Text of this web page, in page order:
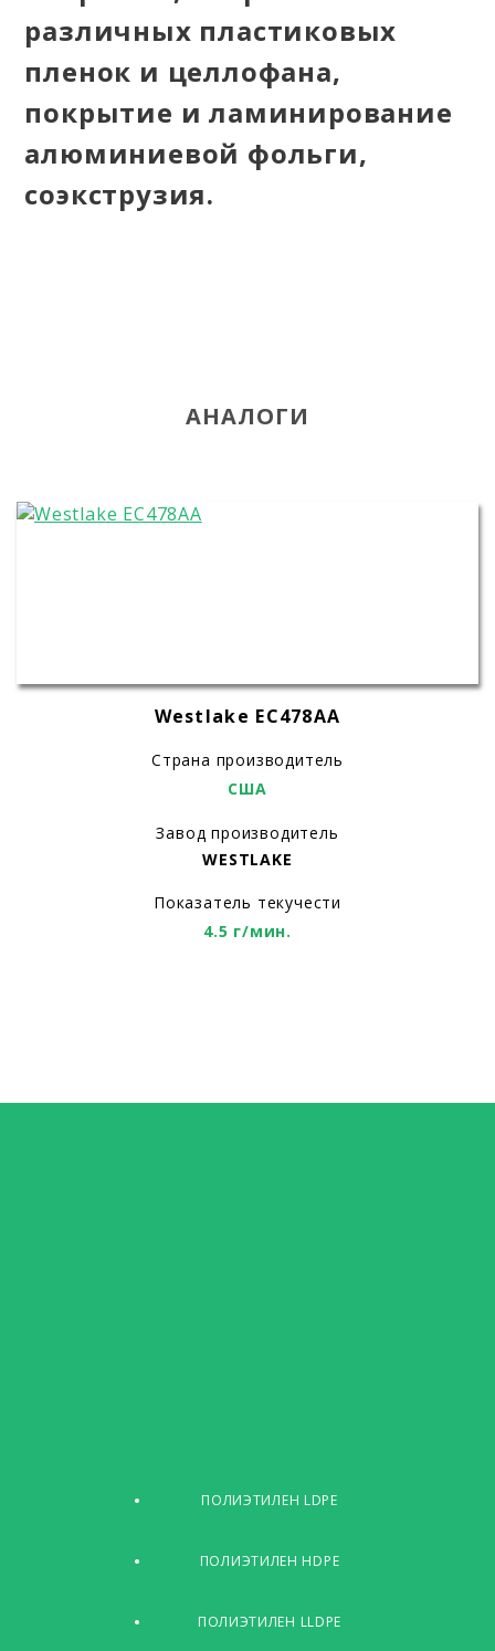
различных пластиковых
пленок и целлофана,
покрытие и ламинирование
алюминиевой фольги,
соэкструзия.
АНАЛОГИ
Westlake EC478AA
Страна производитель
США
Завод производитель
WESTLAKE
Показатель текучести
4.5 г/мин.
ПОЛИЭТИЛЕН LDPE
ПОЛИЭТИЛЕН HDPE
ПОЛИЭТИЛЕН LLDPE